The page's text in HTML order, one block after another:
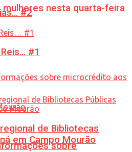
mulheres nesta quarta-feira
sobre
#2
#1
de Bibliotecas
em Campo Mourão